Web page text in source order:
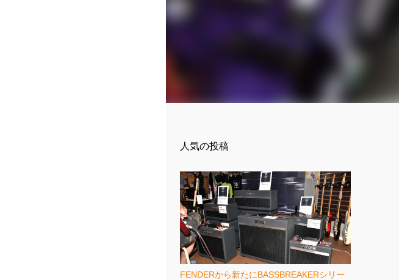
人気の投稿
FENDERから新たにBASSBREAKERシリー